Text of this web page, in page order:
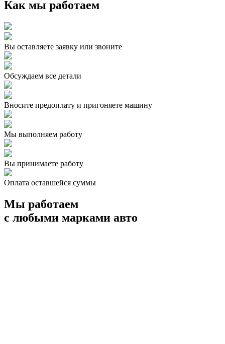
Как мы работаем
Вы оставляете заявку или звоните
Обсуждаем все детали
Вносите предоплату и пригоняете машину
Мы выполняем работу
Вы принимаете работу
Оплата оставшейся суммы
Мы работаем
с любыми марками авто